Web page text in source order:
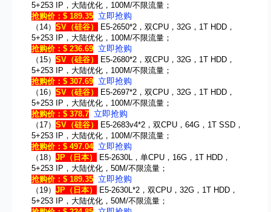
5+253 IP，大陆优化，100M/不限流量；
抢购价：$ 189.35 立即抢购
（14） SV （硅谷）
E5-2650*2，双CPU，32G，1T HDD，
5+253 IP，大陆优化，100M/不限流量；
抢购价：$ 236.69 立即抢购
（15） SV （硅谷）
E5-2680*2，双CPU，32G，1T HDD，
5+253 IP，大陆优化，100M/不限流量；
抢购价：$ 307.69 立即抢购
（16） SV （硅谷）
E5-2697*2，双CPU，32G，1T HDD，
5+253 IP，大陆优化，100M/不限流量；
抢购价：$ 378.7 立即抢购
（17） SV （硅谷）
E5-2683v4*2，双CPU，64G，1T SSD，
5+253 IP，大陆优化，100M/不限流量；
抢购价：$ 497.04 立即抢购
（18） JP （日本）
E5-2630L，单CPU，16G，1T HDD，
5+253 IP，大陆优化，50M/不限流量；
抢购价：$ 189.35 立即抢购
（19） JP （日本）
E5-2630L*2，双CPU，32G，1T HDD，
5+253 IP，大陆优化，50M/不限流量；